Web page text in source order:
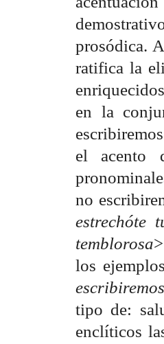
prosódica.
ratifica la
en la
escribiremos
el acento
no
estrechóte
temblorosa
los
tipo de:
enclíticos